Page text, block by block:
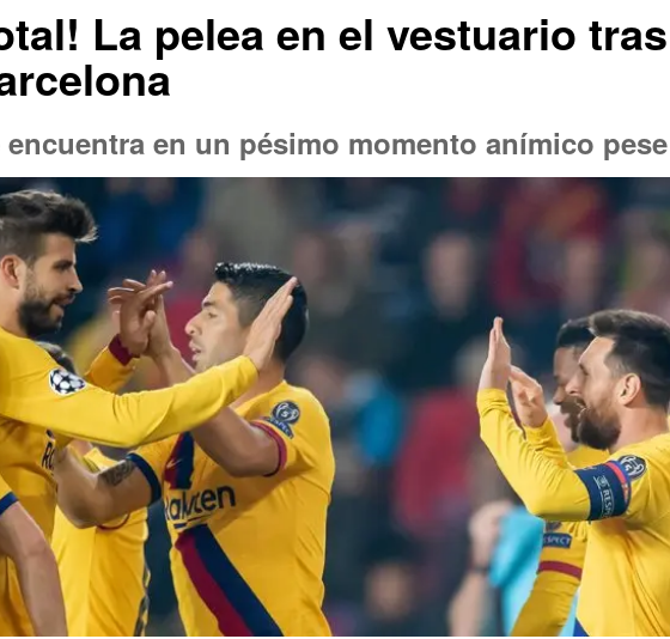
La pelea en el vestuario
en un pésimo momento anímico